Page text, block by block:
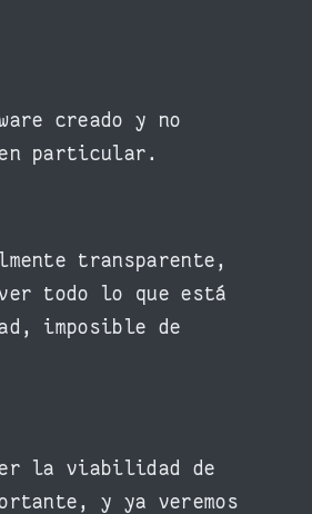
creado y no
en particular.
transparente,
todo lo que está
imposible de
la viabilidad de
y ya veremos